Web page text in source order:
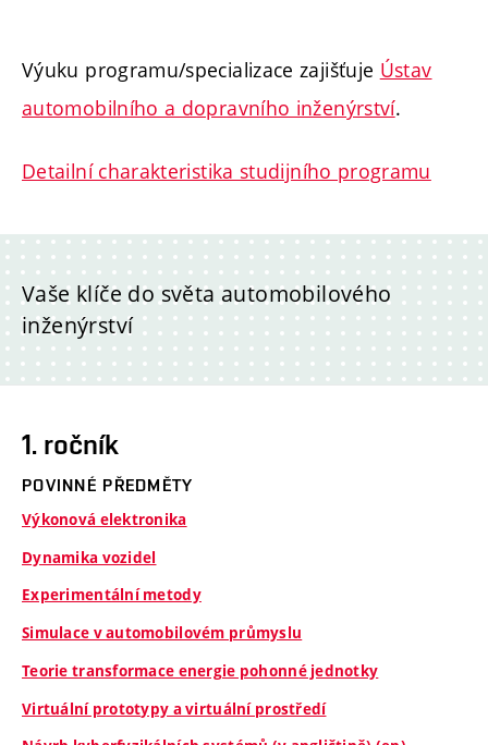
Výuku programu/specializace zajišťuje Ústav
automobilního a dopravního inženýrství.
Detailní charakteristika studijního programu
Vaše klíče do světa automobilového
inženýrství
1. ročník
POVINNÉ PŘEDMĚTY
Výkonová elektronika
Dynamika vozidel
Experimentální metody
Simulace v automobilovém průmyslu
Teorie transformace energie pohonné jednotky
Virtuální prototypy a virtuální prostředí